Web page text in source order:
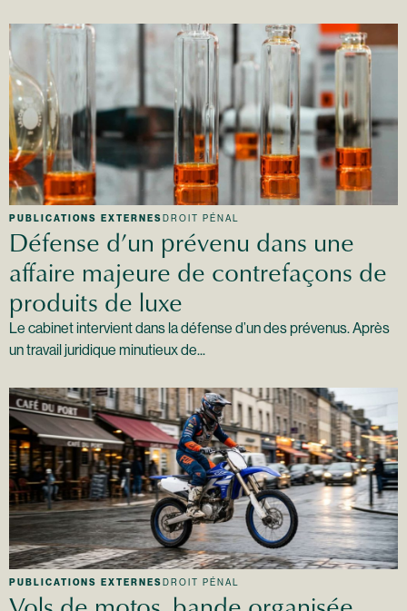
PUBLICATIONS EXTERNESDROIT PÉNAL
Défense d’un prévenu dans une
affaire majeure de contrefaçons de
produits de luxe
Le cabinet intervient dans la défense d’un des prévenus. Après
un travail juridique minutieux de...
PUBLICATIONS EXTERNESDROIT PÉNAL